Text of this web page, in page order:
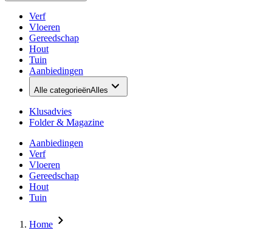
Verf
Vloeren
Gereedschap
Hout
Tuin
Aanbiedingen
Alle categorieënAlles
Klusadvies
Folder & Magazine
Aanbiedingen
Verf
Vloeren
Gereedschap
Hout
Tuin
Home